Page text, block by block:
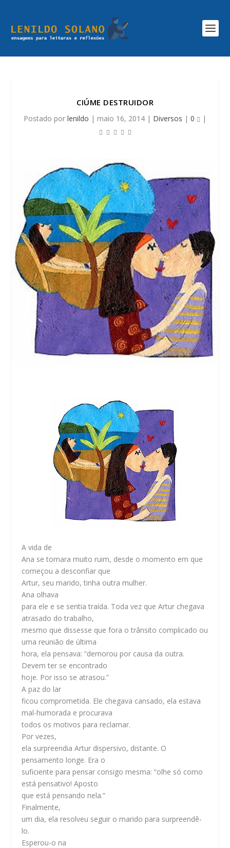
CIÚME DESTRUIDOR
Postado por lenildo | maio 16, 2014 | Diversos | 0 |
A vida de
Ana se tornara muito ruim, desde o momento em que
começou a desconfiar que
Artur, seu marido, tinha outra mulher.
Ana olhava
para ele e se sentia traída. Toda vez que Artur chegava
atrasado do trabalho,
mesmo que dissesse que fora o trânsito complicado ou
uma reunião de última
hora, ela pensava: “demorou por causa da outra.
Devem ter se encontrado
hoje. Por isso se atrasou.”
A paz do lar
ficou comprometida. Ele chegava cansado, ela estava
mal-humorada e procurava
todos os motivos para reclamar.
Por vezes,
ela surpreendia Artur dispersivo, distante. O
pensamento longe. Era o
suficiente para pensar consigo mesma: “olhe só como
está pensativo! Aposto
que está pensando nela.”
Finalmente,
um dia, ela resolveu seguir o marido para surpreendê-
lo.
Esperou-o na